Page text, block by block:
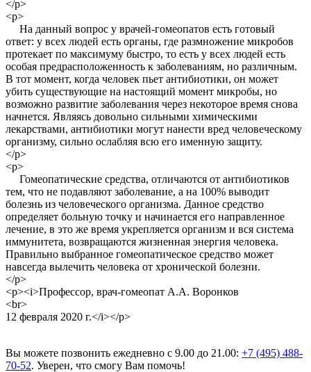
</p>
<p>
На данный вопрос у врачей-гомеопатов есть готовый
ответ: у всех людей есть органы, где размножение микробов
протекает по максимуму быстро, то есть у всех людей есть
особая предрасположенность к заболеваниям, но различным.
В тот момент, когда человек пьет антибиотики, он может
убить существующие на настоящий момент микробы, но
возможно развитие заболевания через некоторое время снова
начнется. Являясь довольно сильными химическими
лекарствами, антибиотики могут нанести вред человеческому
организму, сильно ослабляя всю его именную защиту.
</p>
<p>
Гомеопатические средства, отличаются от антибиотиков
тем, что не подавляют заболевание, а на 100% выводит
болезнь из человеческого организма. Данное средство
определяет больную точку и начинается его направленное
лечение, в это же время укрепляется организм и вся система
иммунитета, возвращаются жизненная энергия человека.
Правильно выбранное гомеопатическое средство может
навсегда вылечить человека от хронической болезни.
</p>
<p><i>Профессор, врач-гомеопат А.А. Воронков
<br>
12 февраля 2020 г.</i></p>
Вы можете позвонить ежедневно с 9.00 до 21.00: +7 (495) 488-
70-52. Уверен, что смогу Вам помочь!